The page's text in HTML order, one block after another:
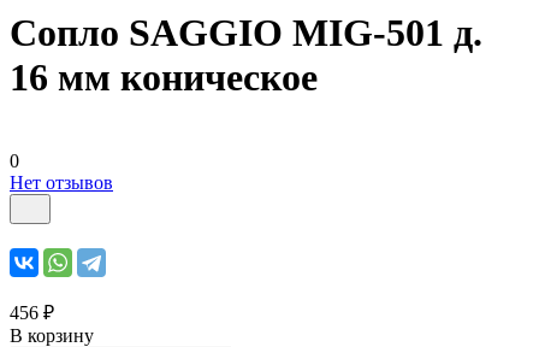
Сопло SAGGIO MIG-501 д.
16 мм коническое
0
Нет отзывов
456 ₽
В корзину